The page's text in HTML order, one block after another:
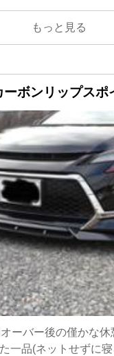
もっと見る
ボンリップスポ
ーバー後の僅かな休
一品(ネットせずに